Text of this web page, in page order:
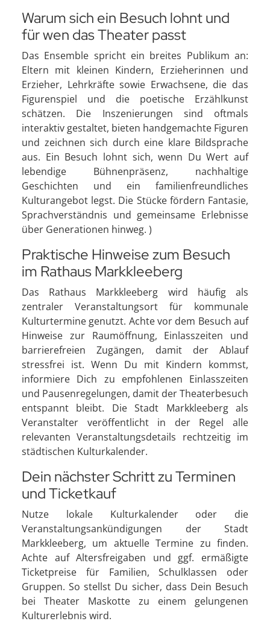
Warum sich ein Besuch lohnt und
für wen das Theater passt
Das Ensemble spricht ein breites Publikum an:
Eltern mit kleinen Kindern, Erzieherinnen und
Erzieher, Lehrkräfte sowie Erwachsene, die das
Figurenspiel und die poetische Erzählkunst
schätzen. Die Inszenierungen sind oftmals
interaktiv gestaltet, bieten handgemachte Figuren
und zeichnen sich durch eine klare Bildsprache
aus. Ein Besuch lohnt sich, wenn Du Wert auf
lebendige Bühnenpräsenz, nachhaltige
Geschichten und ein familienfreundliches
Kulturangebot legst. Die Stücke fördern Fantasie,
Sprachverständnis und gemeinsame Erlebnisse
über Generationen hinweg. )
Praktische Hinweise zum Besuch
im Rathaus Markkleeberg
Das Rathaus Markkleeberg wird häufig als
zentraler Veranstaltungsort für kommunale
Kulturtermine genutzt. Achte vor dem Besuch auf
Hinweise zur Raumöffnung, Einlasszeiten und
barrierefreien Zugängen, damit der Ablauf
stressfrei ist. Wenn Du mit Kindern kommst,
informiere Dich zu empfohlenen Einlasszeiten
und Pausenregelungen, damit der Theaterbesuch
entspannt bleibt. Die Stadt Markkleeberg als
Veranstalter veröffentlicht in der Regel alle
relevanten Veranstaltungsdetails rechtzeitig im
städtischen Kulturkalender.
Dein nächster Schritt zu Terminen
und Ticketkauf
Nutze lokale Kulturkalender oder die
Veranstaltungsankündigungen der Stadt
Markkleeberg, um aktuelle Termine zu finden.
Achte auf Altersfreigaben und ggf. ermäßigte
Ticketpreise für Familien, Schulklassen oder
Gruppen. So stellst Du sicher, dass Dein Besuch
bei Theater Maskotte zu einem gelungenen
Kulturerlebnis wird.